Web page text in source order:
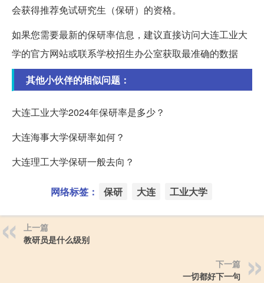
会获得推荐免试研究生（保研）的资格。
如果您需要最新的保研率信息，建议直接访问大连工业大
学的官方网站或联系学校招生办公室获取最准确的数据
其他小伙伴的相似问题：
大连工业大学2024年保研率是多少？
大连海事大学保研率如何？
大连理工大学保研一般去向？
网络标签： 保研 大连 工业大学
上一篇
教研员是什么级别
下一篇
一切都好下一句